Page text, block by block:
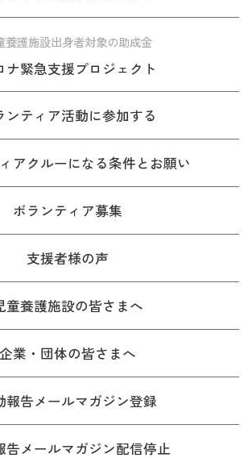
養護施設出身者対象の助成金
ナ緊急支援プロジェクト
ンティア活動に参加する
アクルーになる条件とお願い
ボランティア募集
支援者様の声
童養護施設の皆さまへ
企業・団体の皆さまへ
報告メールマガジン登録
告メールマガジン配信停止